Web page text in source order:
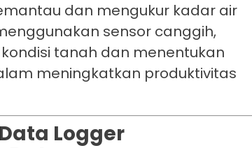
dan mengukur kadar air
sensor canggih,
tanah dan menentukan
meningkatkan produktivitas
Logger